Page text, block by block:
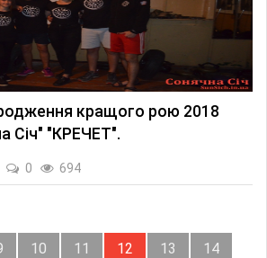
кращого рою 2018
Січ" "КРЕЧЕТ".
0 694
10 11 12 13 14